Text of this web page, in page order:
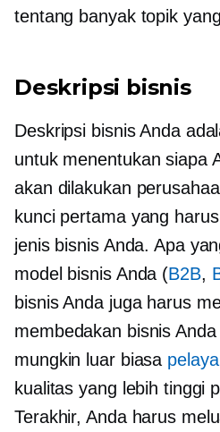
tentang banyak topik
Deskripsi bisnis
Deskripsi bisnis Anda
untuk menentukan siapa
akan dilakukan
kunci pertama yang
jenis bisnis Anda. Apa
model bisnis Anda (B2B,
bisnis Anda juga harus
membedakan bisnis
mungkin luar biasa
kualitas yang lebih tinggi
Terakhir, Anda harus